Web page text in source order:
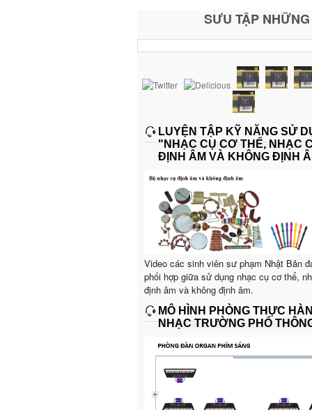
SƯU TẬP
LUYỆN TẬP KỸ NĂNG SỬ
"NHẠC CỤ CƠ THỂ, NHẠC
ĐỊNH ÂM VÀ KHÔNG ĐỊNH
Video các sinh viên sư phạm Nhật Bản
phối hợp giữa sử dụng nhạc cụ cơ thể,
định âm và không định âm.
MÔ HÌNH PHÒNG THỰC
NHẠC TRƯỜNG PHỔ